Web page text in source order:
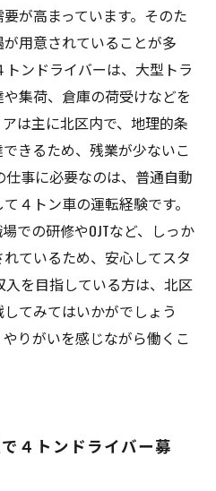
が高まっています。そのた
用意されていることが多
トンドライバーは、大型トラ
集荷、倉庫の荷受けなどを
は主に北区内で、地理的条
きるため、残業が少ないこ
仕事に必要なのは、普通自動
４トン車の運転経験です。
での研修やOJTなど、しっか
ているため、安心してスタ
入を目指している方は、北区
てみてはいかがでしょう
りがいを感じながら働くこ
４トンドライバー募